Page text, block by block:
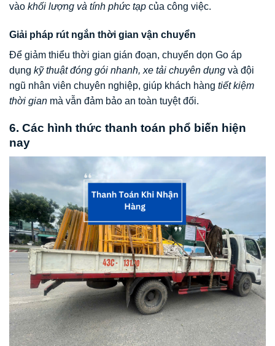
vào khối lượng và tính phức tạp của công việc.
Giải pháp rút ngắn thời gian vận chuyển
Để giảm thiểu thời gian gián đoạn, chuyển dọn Go áp
dụng kỹ thuật đóng gói nhanh, xe tải chuyên dụng và đội
ngũ nhân viên chuyên nghiệp, giúp khách hàng tiết kiệm
thời gian mà vẫn đảm bảo an toàn tuyệt đối.
6. Các hình thức thanh toán phổ biến hiện
nay